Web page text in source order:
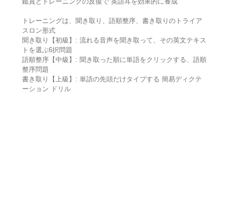
トレーニングは、聞き取り、語順整序、書き取りのトライア
スロン形式
聞き取り【初級】: 流れる音声を聞き取って、その英文テキス
トを選ぶ6択問題
語順整序【中級】: 聞き取った順に単語をクリックする、語順
整序問題
書き取り【上級】: 単語の先頭だけタイプする 簡易ディクテ
ーション ドリル